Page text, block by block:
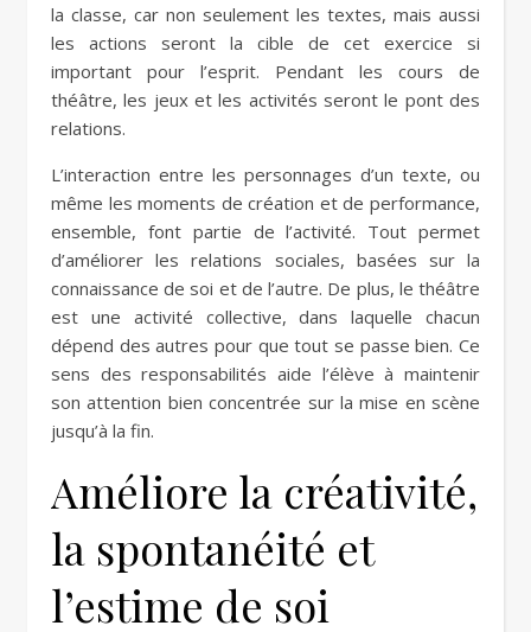
la classe, car non seulement les textes, mais aussi
les actions seront la cible de cet exercice si
important pour l’esprit. Pendant les cours de
théâtre, les jeux et les activités seront le pont des
relations.
L’interaction entre les personnages d’un texte, ou
même les moments de création et de performance,
ensemble, font partie de l’activité. Tout permet
d’améliorer les relations sociales, basées sur la
connaissance de soi et de l’autre. De plus, le théâtre
est une activité collective, dans laquelle chacun
dépend des autres pour que tout se passe bien. Ce
sens des responsabilités aide l’élève à maintenir
son attention bien concentrée sur la mise en scène
jusqu’à la fin.
Améliore la créativité,
la spontanéité et
l’estime de soi